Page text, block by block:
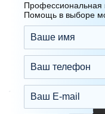
Профессиональная
Помощь в выборе